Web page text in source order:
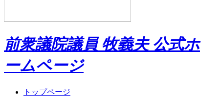
前衆議院議員 牧義夫 公式ホ
ームページ
トップページ